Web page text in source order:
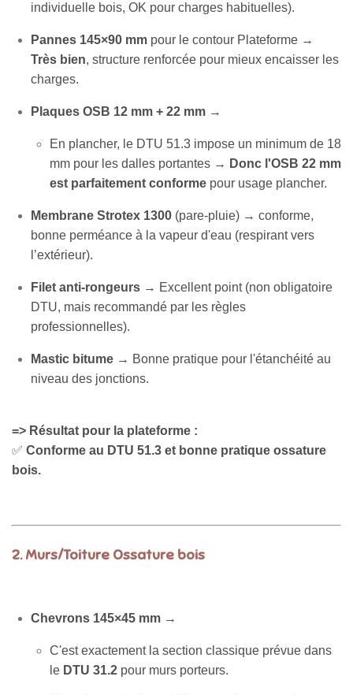
individuelle bois, OK pour charges habituelles).
Pannes 145×90 mm pour le contour Plateforme →
Très bien, structure renforcée pour mieux encaisser les
charges.
Plaques OSB 12 mm + 22 mm →
En plancher, le DTU 51.3 impose un minimum de 18
mm pour les dalles portantes → Donc l'OSB 22 mm
est parfaitement conforme pour usage plancher.
Membrane Strotex 1300 (pare-pluie) → conforme,
bonne perméance à la vapeur d'eau (respirant vers
l’extérieur).
Filet anti-rongeurs → Excellent point (non obligatoire
DTU, mais recommandé par les règles
professionnelles).
Mastic bitume → Bonne pratique pour l'étanchéité au
niveau des jonctions.
=> Résultat pour la plateforme :
✅ Conforme au DTU 51.3 et bonne pratique ossature
bois.
2.Murs/Toiture Ossature bois
Chevrons 145×45 mm →
C'est exactement la section classique prévue dans
le DTU 31.2 pour murs porteurs.